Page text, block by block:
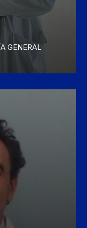
GENERAL